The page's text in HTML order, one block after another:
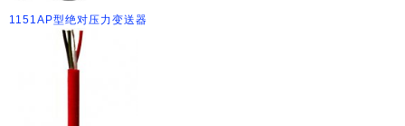
1151AP型绝对压力变送器